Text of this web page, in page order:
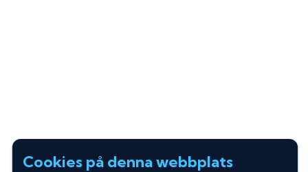
Cookies på denna webbplats